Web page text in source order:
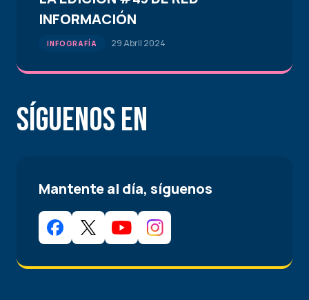
INFORMACIÓN
INFOGRAFÍA 29 Abril 2024
Síguenos en
Mantente al día, síguenos